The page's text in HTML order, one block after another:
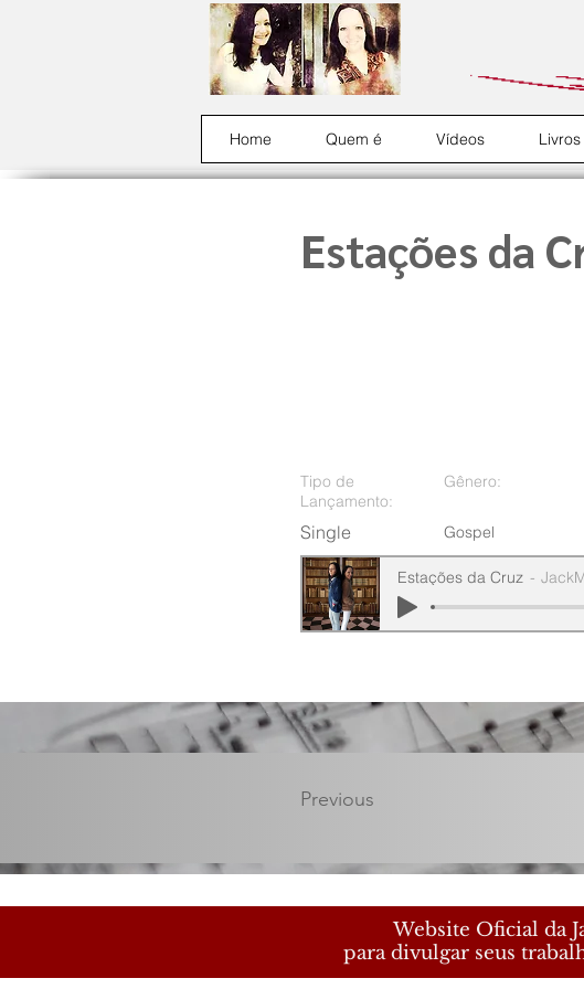
Home Quem é Vídeos Livros
Estações da
Tipo de
Lançamento:
Gênero:
Single Gospel
Estações da Cruz
Previous
Website Oficial da
para divulgar seus